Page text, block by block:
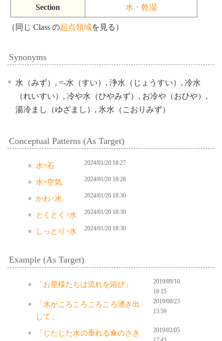
Section 水・乾湿
（同じ Class の起点領域を見る）
Synonyms
水（みず）, =-水（すい）, 浄水（じょうすい）, 冷水
（れいすい）, 冷や水（ひやみず）, お冷や（おひや）,
湯冷まし（ゆざまし）, 氷水（こおりみず）
Conceptual Patterns (As Target)
水=石 2024/01/20 18:27
水=空気 2024/01/20 18:28
かわ>水 2024/01/20 18:30
とくとく>水 2024/01/20 18:30
しっとり>水 2024/01/20 18:30
Example (As Target)
「お星様たちは流れを浴び」
2019/09/10
18:15
「水がころころころころ湧き出
して」
2019/09/23
13:59
「じたじた水の垂れる傘のさき
2019/02/05